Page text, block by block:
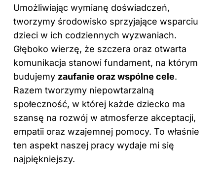
Umożliwiając wymianę doświadczeń,
tworzymy środowisko sprzyjające wsparciu
dzieci w ich codziennych wyzwaniach.
Głęboko wierzę, że szczera oraz otwarta
komunikacja stanowi fundament, na którym
budujemy zaufanie oraz wspólne cele.
Razem tworzymy niepowtarzalną
społeczność, w której każde dziecko ma
szansę na rozwój w atmosferze akceptacji,
empatii oraz wzajemnej pomocy. To właśnie
ten aspekt naszej pracy wydaje mi się
najpiękniejszy.